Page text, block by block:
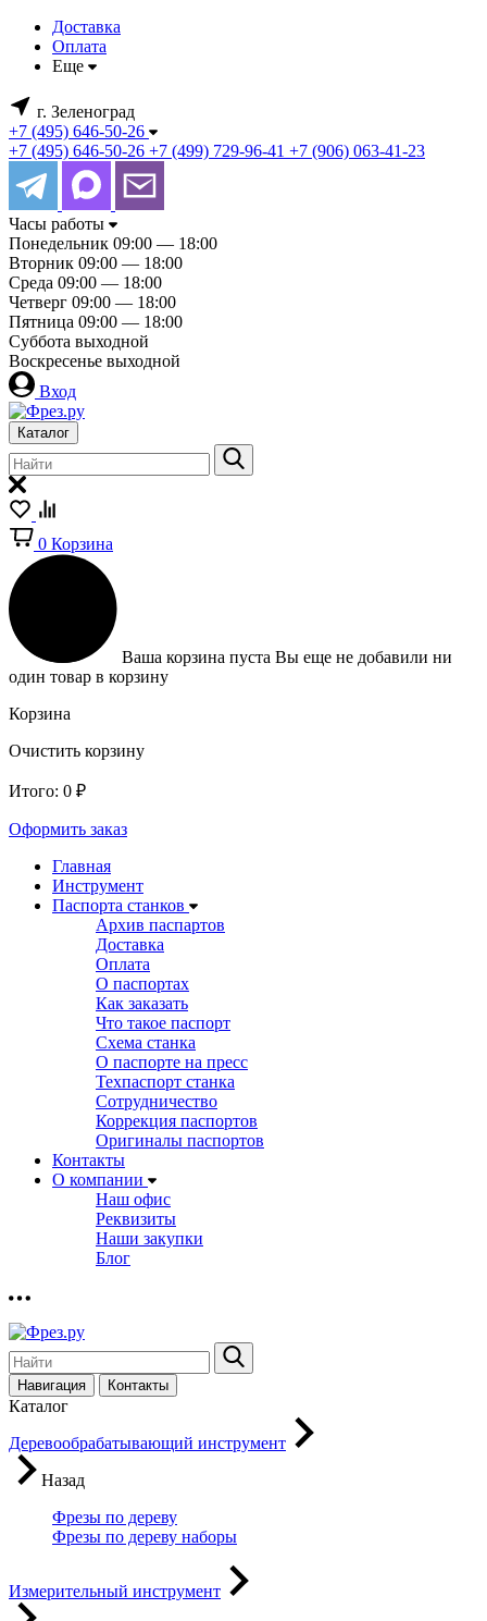
Доставка
Оплата
Еще
г. Зеленоград
+7 (495) 646-50-26
+7 (495) 646-50-26 +7 (499) 729-96-41 +7 (906) 063-41-23
Часы работы
Понедельник 09:00 — 18:00
Вторник 09:00 — 18:00
Среда 09:00 — 18:00
Четверг 09:00 — 18:00
Пятница 09:00 — 18:00
Суббота выходной
Воскресенье выходной
Вход
Каталог
0 Корзина
Ваша корзина пуста Вы еще не добавили ни
один товар в корзину
Корзина
Очистить корзину
Итого: 0 ₽
Оформить заказ
Главная
Инструмент
Паспорта станков
Архив паспартов
Доставка
Оплата
О паспортах
Как заказать
Что такое паспорт
Схема станка
О паспорте на пресс
Техпаспорт станка
Сотрудничество
Коррекция паспортов
Оригиналы паспортов
Контакты
О компании
Наш офис
Реквизиты
Наши закупки
Блог
Навигация Контакты
Каталог
Деревообрабатывающий инструмент
Назад
Фрезы по дереву
Фрезы по дереву наборы
Измерительный инструмент